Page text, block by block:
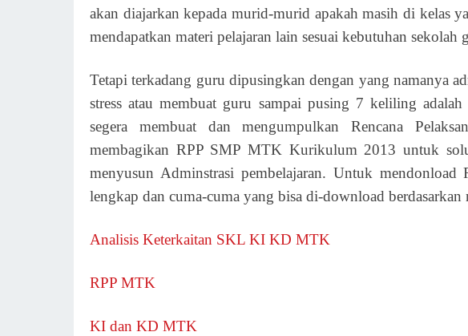
akan diajarkan kepada murid-murid apakah masih di kelas
mendapatkan materi pelajaran lain sesuai kebutuhan sekolah
Tetapi terkadang guru dipusingkan dengan yang namanya
stress atau membuat guru sampai pusing 7 keliling
segera membuat dan mengumpulkan Rencana
membagikan RPP SMP MTK Kurikulum 2013 untuk
menyusun Adminstrasi pembelajaran. Untuk
lengkap dan cuma-cuma yang bisa di-download berdasarkan
Analisis Keterkaitan SKL KI KD MTK
RPP MTK
KI dan KD MTK